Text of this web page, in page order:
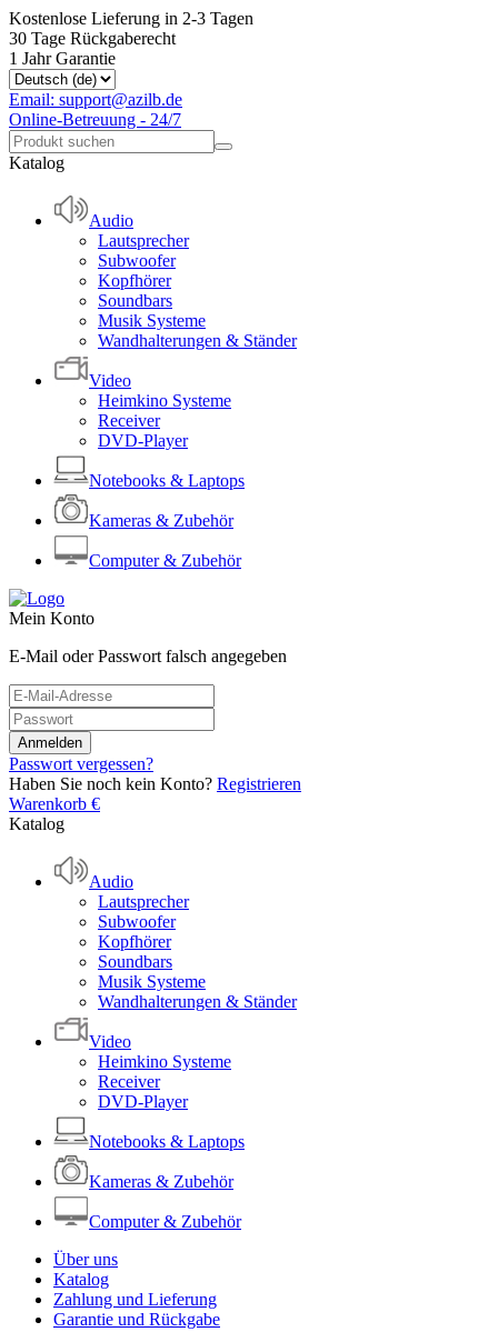
Kostenlose Lieferung in 2-3 Tagen
30 Tage Rückgaberecht
1 Jahr Garantie
Email: support@azilb.de
Online-Betreuung - 24/7
Katalog
Audio
Lautsprecher
Subwoofer
Kopfhörer
Soundbars
Musik Systeme
Wandhalterungen & Ständer
Video
Heimkino Systeme
Receiver
DVD-Player
Notebooks & Laptops
Kameras & Zubehör
Computer & Zubehör
Mein Konto
E-Mail oder Passwort falsch angegeben
Passwort vergessen?
Haben Sie noch kein Konto? Registrieren
Warenkorb €
Katalog
Audio
Lautsprecher
Subwoofer
Kopfhörer
Soundbars
Musik Systeme
Wandhalterungen & Ständer
Video
Heimkino Systeme
Receiver
DVD-Player
Notebooks & Laptops
Kameras & Zubehör
Computer & Zubehör
Über uns
Katalog
Zahlung und Lieferung
Garantie und Rückgabe